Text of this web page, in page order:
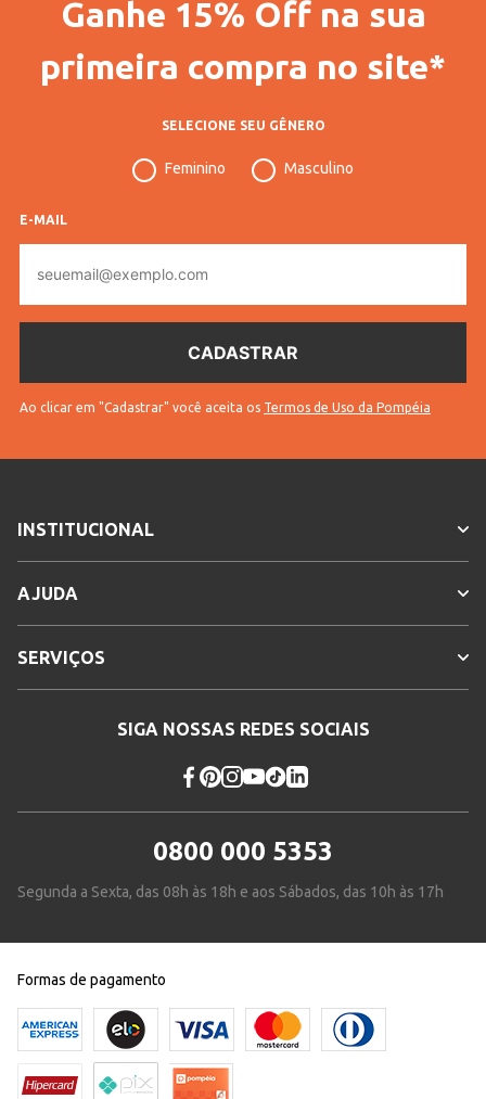
Gênero Masculino
Confecção Convencional
Adulto
Longa
Cores
Ganhe 15% Off na sua
primeira compra no site*
SELECIONE SEU GÊNERO
Feminino Masculino
E-MAIL
mail
Ao clicar em "Cadastrar" você aceita os Termos de Uso da Pompéia
INSTITUCIONAL
AJUDA
SERVIÇOS
SIGA NOSSAS REDES SOCIAIS
0800 000 5353
Segunda a Sexta, das 08h às 18h e aos Sábados, das 10h às 17h
Formas de pagamento